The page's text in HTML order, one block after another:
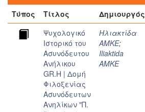
Τύπος
Τίτλος Δημιουργός
Ψυχολογικό
Iστορικό του
Aσυνόδευτου
Aνήλικου
GR.H | Δομή
Φιλοξενίας
Ασυνόδευτων
Ανηλίκων "Π.
Ηλιακτίδα
ΑΜΚΕ;
Iliaktida
AMKE